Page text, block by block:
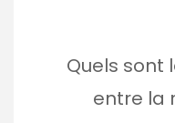
Quels sont
entre la